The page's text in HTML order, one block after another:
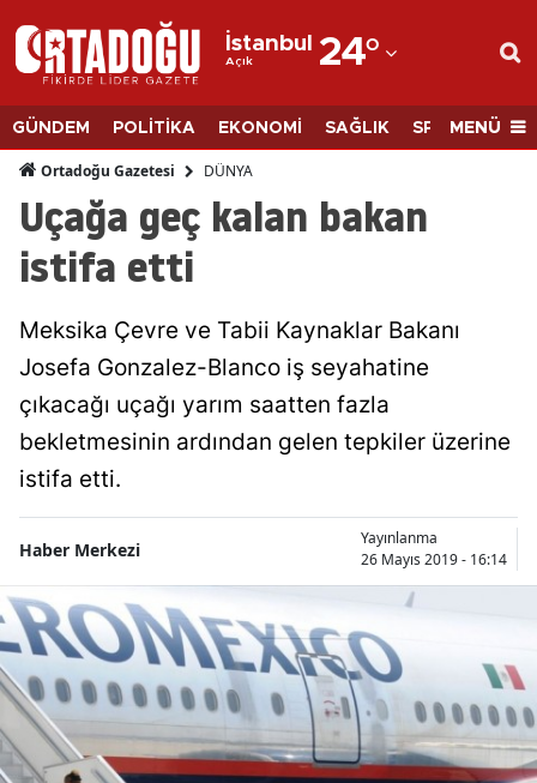
İstanbul
Açık 24°
Adana
Adıyaman
Afyonkarahisar
Ağrı
Ankara
Antalya
Artvin
Balıkesir
Bitlis
Bolu
Burdur
GÜNDEM POLİTİKA EKONOMİ SAĞLIK SPORMENÜ
Ortadoğu Gazetesi DÜNYA
Uçağa geç kalan bakan
istifa etti
Meksika Çevre ve Tabii Kaynaklar Bakanı
Josefa Gonzalez-Blanco iş seyahatine
çıkacağı uçağı yarım saatten fazla
bekletmesinin ardından gelen tepkiler üzerine
istifa etti.
Haber Merkezi
Yayınlanma
26 Mayıs 2019 - 16:14